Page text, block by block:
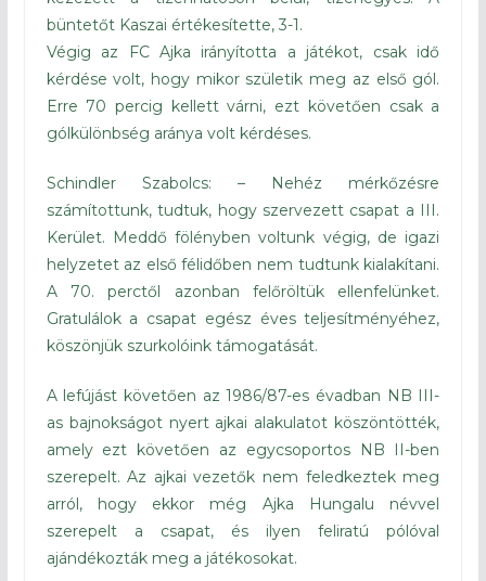
büntetőt Kaszai értékesítette, 3-1.
Végig az FC Ajka irányította a játékot, csak idő
kérdése volt, hogy mikor születik meg az első gól.
Erre 70 percig kellett várni, ezt követően csak a
gólkülönbség aránya volt kérdéses.
Schindler Szabolcs: – Nehéz mérkőzésre
számítottunk, tudtuk, hogy szervezett csapat a III.
Kerület. Meddő fölényben voltunk végig, de igazi
helyzetet az első félidőben nem tudtunk kialakítani.
A 70. perctől azonban felőröltük ellenfelünket.
Gratulálok a csapat egész éves teljesítményéhez,
köszönjük szurkolóink támogatását.
A lefújást követően az 1986/87-es évadban NB III-
as bajnokságot nyert ajkai alakulatot köszöntötték,
amely ezt követően az egycsoportos NB II-ben
szerepelt. Az ajkai vezetők nem feledkeztek meg
arról, hogy ekkor még Ajka Hungalu névvel
szerepelt a csapat, és ilyen feliratú pólóval
ajándékozták meg a játékosokat.